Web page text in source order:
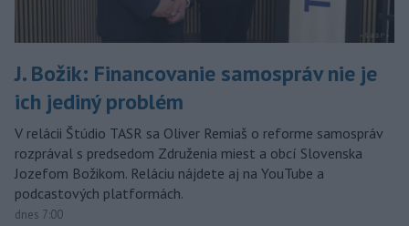
J. Božik: Financovanie samospráv nie je
ich jediný problém
V relácii Štúdio TASR sa Oliver Remiaš o reforme samospráv
rozprával s predsedom Združenia miest a obcí Slovenska
Jozefom Božikom. Reláciu nájdete aj na YouTube a
podcastových platformách.
dnes 7:00